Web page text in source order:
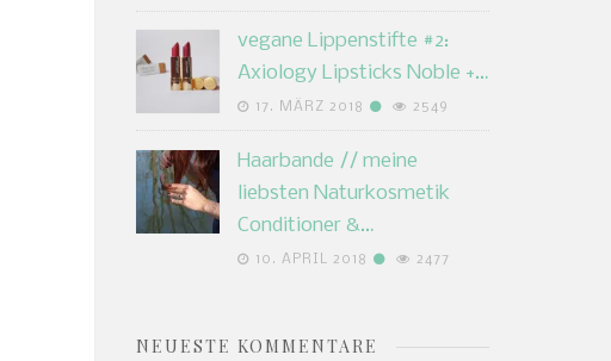
vegane Lippenstifte #2:
Axiology Lipsticks Noble +…
17. MÄRZ 2018 2549
Haarbande // meine
liebsten Naturkosmetik
Conditioner &…
10. APRIL 2018 2477
NEUESTE KOMMENTARE